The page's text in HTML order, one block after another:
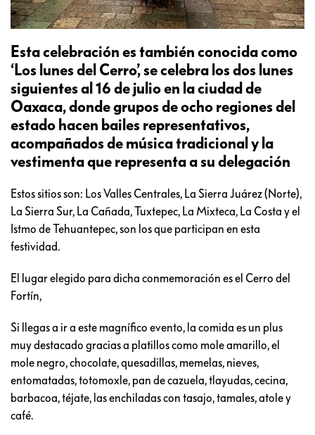
Esta celebración es también conocida como
‘Los lunes del Cerro’, se celebra los dos lunes
siguientes al 16 de julio en la ciudad de
Oaxaca, donde grupos de ocho regiones del
estado hacen bailes representativos,
acompañados de música tradicional y la
vestimenta que representa a su delegación
Estos sitios son: Los Valles Centrales, La Sierra Juárez (Norte),
La Sierra Sur, La Cañada, Tuxtepec, La Mixteca, La Costa y el
Istmo de Tehuantepec, son los que participan en esta
festividad.
El lugar elegido para dicha conmemoración es el Cerro del
Fortín,
Si llegas a ir a este magnífico evento, la comida es un plus
muy destacado gracias a platillos como mole amarillo, el
mole negro, chocolate, quesadillas, memelas, nieves,
entomatadas, totomoxle, pan de cazuela, tlayudas, cecina,
barbacoa, téjate, las enchiladas con tasajo, tamales, atole y
café.